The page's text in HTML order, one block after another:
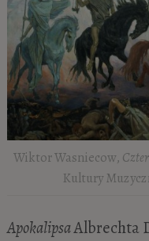
Wiktor Wasniecow,
Kultury
ApokalipsaAlbrechta